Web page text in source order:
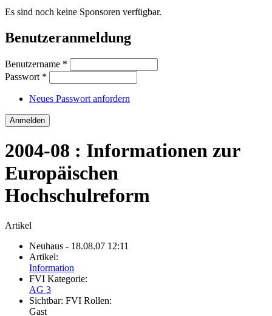
Es sind noch keine Sponsoren verfügbar.
Benutzeranmeldung
Benutzername *
Passwort *
Neues Passwort anfordern
2004-08 : Informationen zur
Europäischen
Hochschulreform
Artikel
Neuhaus - 18.08.07 12:11
Artikel:
Information
FVI Kategorie:
AG 3
Sichtbar: FVI Rollen:
Gast